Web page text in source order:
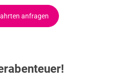
anfragen